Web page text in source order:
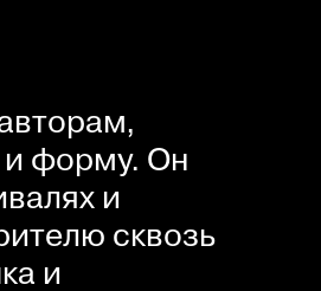
форму. Он
и
сквозь
и